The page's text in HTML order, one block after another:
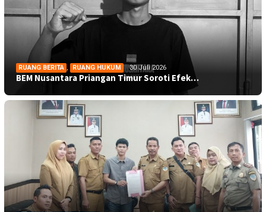
RUANG BERITA , RUANG HUKUM 30 Juli 2026
BEM Nusantara Priangan Timur Soroti Efek…